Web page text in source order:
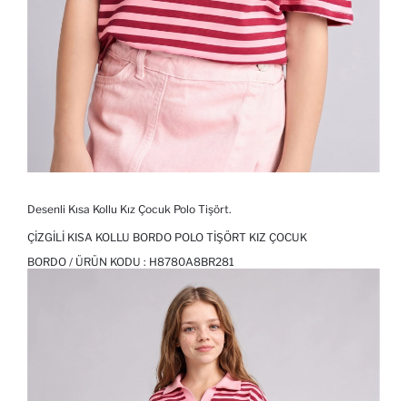
Desenli Kısa Kollu Kız Çocuk Polo Tişört.
ÇIZGILI KISA KOLLU BORDO POLO TIŞÖRT KIZ ÇOCUK
BORDO / ÜRÜN KODU : H8780A8BR281